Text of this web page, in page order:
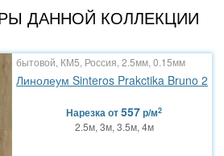
ДАННОЙ КОЛЛЕКЦИИ
бытовой, КМ5, Россия, 2.5мм, 0.15мм
Линолеум Sinteros Prakctika Bruno 2
Нарезкаот557р/м2
2.5м, 3м, 3.5м, 4м